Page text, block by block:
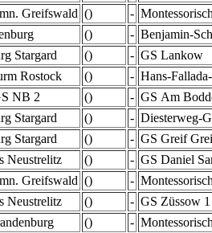
Greifswald () -
() - Benjamin-
Stargard () - GS Lankow
Rostock () - Hans-
NB 2 () - GS Am
Stargard () - Diesterweg-
Stargard () - GS Greif
Neustrelitz () - GS Daniel
Greifswald () -
Neustrelitz () - GS Züssow 1
() -